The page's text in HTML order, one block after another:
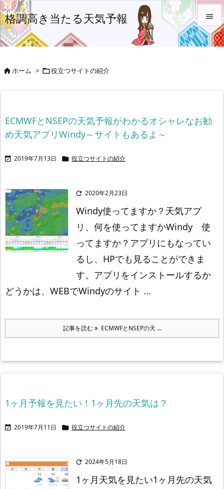



格調高き当たる天気予報
ホーム > 役立つサイトの紹介
ECMWFとNSEPの天気予報がわかるオシャレなお勧
め天気アプリWindy～サイトもあるよ～
 2019年7月13日  役立つサイトの紹介
 2020年2月23日
Windy使ってますか？ 天気アプ
リ、何を使ってますかWindy 使
ってますか？ アプリにもなってい
るし、HPでも見ることができま
す。 アプリをインストールするか
どうかは、WEBでWindyのサイト ...
記事を読む ECMWFとNSEPの天 ...
1ヶ月予報を見たい！1ヶ月先の天気は？
 2019年7月11日  役立つサイトの紹介
 2024年5月18日
1ヶ月天気を見たい1ヶ月先の天気